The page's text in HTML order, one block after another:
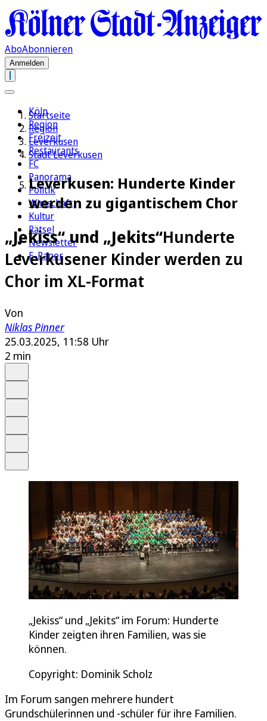
AboAbonnieren
Anmelden
Köln
Region
Freizeit
Restaurants
FC
Panorama
Politik
Wirtschaft
Kultur
Rätsel
Newsletter
E-Paper
Startseite
Region
Leverkusen
Stadt Leverkusen
Leverkusen: Hunderte Kinder
werden zu gigantischem Chor
„Jekiss“ und „Jekits“Hunderte
Leverkusener Kinder werden zu
Chor im XL-Format
Von
Niklas Pinner
25.03.2025, 11:58 Uhr
2 min
„Jekiss“ und „Jekits“ im Forum: Hunderte
Kinder zeigten ihren Familien, was sie
können.
Copyright: Dominik Scholz
Im Forum sangen mehrere hundert
Grundschülerinnen und -schüler für ihre Familien.